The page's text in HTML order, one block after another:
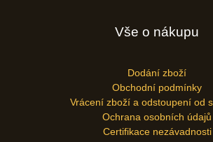
Vše o nákupu
Dodání zboží
Obchodní podmínky
Vrácení zboží a odstoupení od
Ochrana osobních údajů
Certifikace nezávadnosti